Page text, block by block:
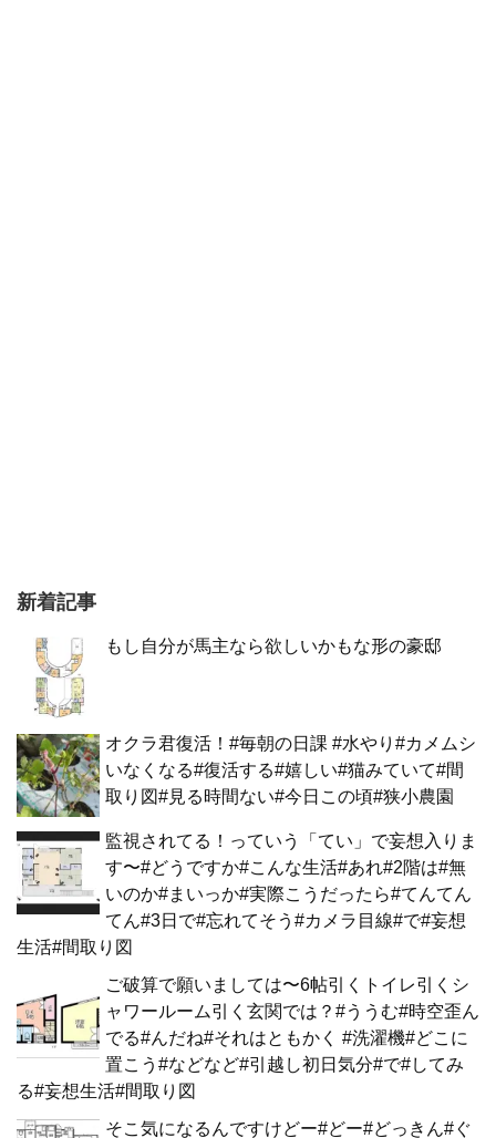
新着記事
もし自分が馬主なら欲しいかもな形の豪邸
オクラ君復活！#毎朝の日課 #水やり#カメムシ
いなくなる#復活する#嬉しい#猫みていて#間
取り図#見る時間ない#今日この頃#狭小農園
監視されてる！っていう「てい」で妄想入りま
す〜#どうですか#こんな生活#あれ#2階は#無
いのか#まいっか#実際こうだったら#てんてん
てん#3日で#忘れてそう#カメラ目線#で#妄想
生活#間取り図
ご破算で願いましては〜6帖引くトイレ引くシ
ャワールーム引く玄関では？#ううむ#時空歪ん
でる#んだね#それはともかく #洗濯機#どこに
置こう#などなど#引越し初日気分#で#してみ
る#妄想生活#間取り図
そこ気になるんですけどー#どー#どっきん#ぐ